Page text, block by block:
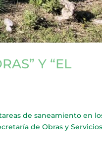
Y “EL
tareas de saneamiento en
de Obras y Servicios